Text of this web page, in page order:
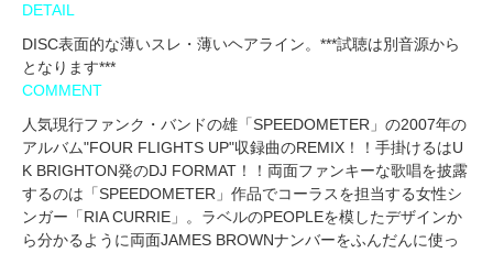
DETAIL
DISC表面的な薄いスレ・薄いヘアライン。***試聴は別音源から
となります***
COMMENT
人気現行ファンク・バンドの雄「SPEEDOMETER」の2007年の
アルバム"FOUR FLIGHTS UP"収録曲のREMIX！！手掛けるはU
K BRIGHTON発のDJ FORMAT！！両面ファンキーな歌唱を披露
するのは「SPEEDOMETER」作品でコーラスを担当する女性シ
ンガー「RIA CURRIE」。ラベルのPEOPLEを模したデザインか
ら分かるように両面JAMES BROWNナンバーをふんだんに使っ